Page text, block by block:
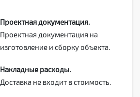
Проектная документация.
Проектная документация на
изготовление и сборку объекта.
Накладные расходы.
Доставка не входит в стоимость.